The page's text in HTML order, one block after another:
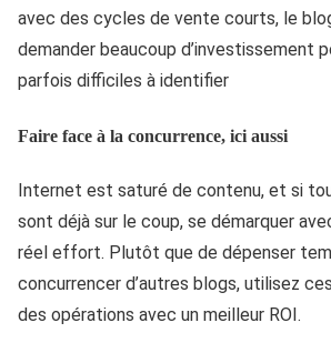
avec des cycles de vente courts, le
demander beaucoup d’investissement
parfois difficiles à identifier
Faire face à la concurrence, ici aussi
Internet est saturé de contenu, et si
sont déjà sur le coup, se démarquer
réel effort. Plutôt que de dépenser
concurrencer d’autres blogs, utilisez
des opérations avec un meilleur ROI.